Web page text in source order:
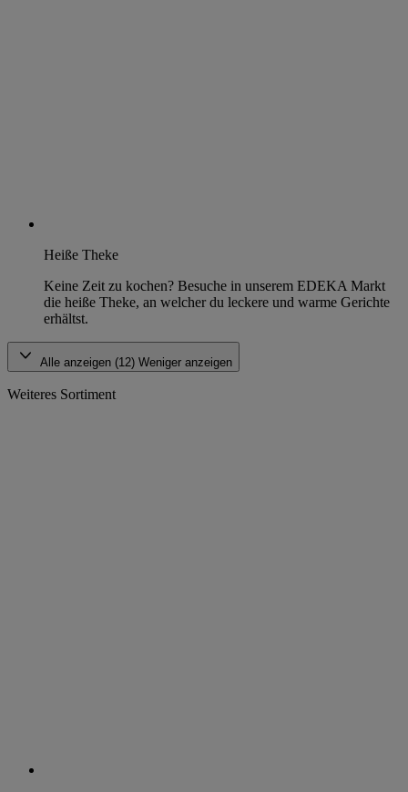
Heiße Theke
Keine Zeit zu kochen? Besuche in unserem EDEKA Markt
die heiße Theke, an welcher du leckere und warme Gerichte
erhältst.
Alle anzeigen (12) Weniger anzeigen
Weiteres Sortiment